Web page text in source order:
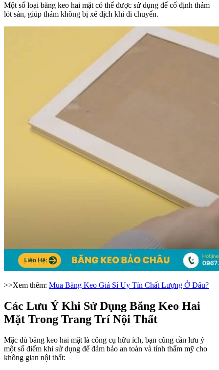
Một số loại băng keo hai mặt có thể được sử dụng để cố định thảm
lót sàn, giúp thảm không bị xê dịch khi di chuyển.
>>Xem thêm: Mua Băng Keo Giá Sỉ Uy Tín Chất Lượng Ở Đâu?
Các Lưu Ý Khi Sử Dụng Băng Keo Hai
Mặt Trong Trang Trí Nội Thất
Mặc dù băng keo hai mặt là công cụ hữu ích, bạn cũng cần lưu ý
một số điểm khi sử dụng để đảm bảo an toàn và tính thẩm mỹ cho
không gian nội thất: